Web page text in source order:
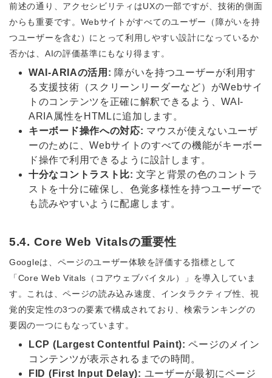
前述の通り、アクセシビリティはUXの一部ですが、技術的側面
からも重要です。Webサイトがすべてのユーザー（障がいを持
つユーザーを含む）にとって利用しやすい設計になっているか
否かは、AIの評価基準にもなり得ます。
WAI-ARIAの活用: 障がいを持つユーザーが利用す
る支援技術（スクリーンリーダーなど）がWebサイ
トのコンテンツを正確に解釈できるよう、WAI-
ARIA属性をHTMLに追加します。
キーボード操作への対応: マウスが使えないユーザ
ーのために、Webサイトのすべての機能がキーボー
ド操作で利用できるように設計します。
十分なコントラスト比: 文字と背景の色のコントラ
ストを十分に確保し、色覚多様性を持つユーザーで
も読みやすいように配慮します。
5.4. Core Web Vitalsの重要性
Googleは、ページのユーザー体験を評価する指標として
「Core Web Vitals（コアウェブバイタル）」を導入していま
す。これは、ページの読み込み速度、インタラクティブ性、視
覚的安定性の3つの要素で構成されており、検索ランキングの
要因の一つにもなっています。
LCP (Largest Contentful Paint): ページのメイン
コンテンツが表示されるまでの時間。
FID (First Input Delay): ユーザーが最初にページ